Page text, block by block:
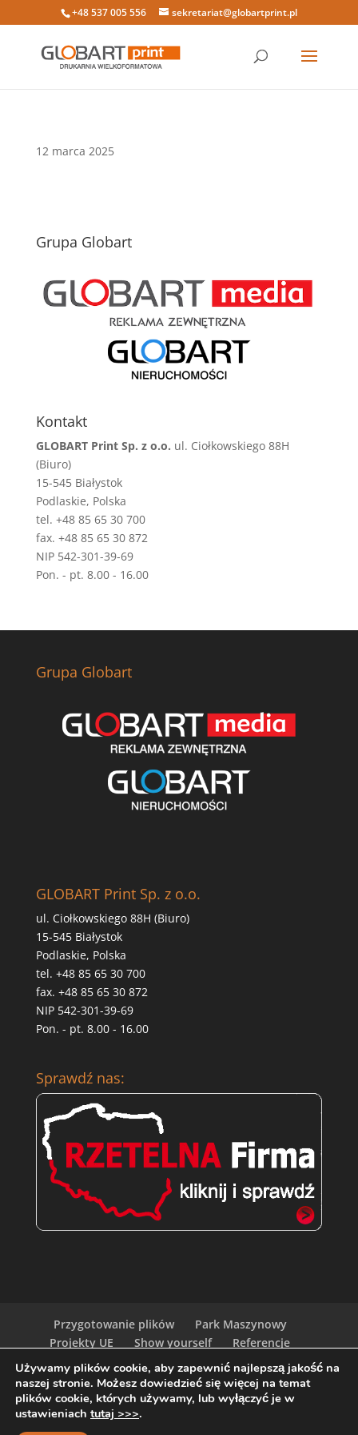
+48 537 005 556 sekretariat@globartprint.pl
12 marca 2025
Grupa Globart
Kontakt
GLOBART Print Sp. z o.o. ul. Ciołkowskiego 88H
(Biuro)
15-545 Białystok
Podlaskie, Polska
tel. +48 85 65 30 700
fax. +48 85 65 30 872
NIP 542-301-39-69
Pon. - pt. 8.00 - 16.00
Grupa Globart
GLOBART Print Sp. z o.o.
ul. Ciołkowskiego 88H (Biuro)
15-545 Białystok
Podlaskie, Polska
tel. +48 85 65 30 700
fax. +48 85 65 30 872
NIP 542-301-39-69
Pon. - pt. 8.00 - 16.00
Sprawdź nas:
Przygotowanie plików
Park Maszynowy
Projekty UE
Show yourself
Referencje
Kariera w Globart Print
Zamów Próbki
Ceny
Polityka
Używamy plików cookie, aby zapewnić najlepszą jakość na
naszej stronie. Możesz dowiedzieć się więcej na temat
plików cookie, których używamy, lub wyłączyć je w
ustawieniach tutaj >>>.